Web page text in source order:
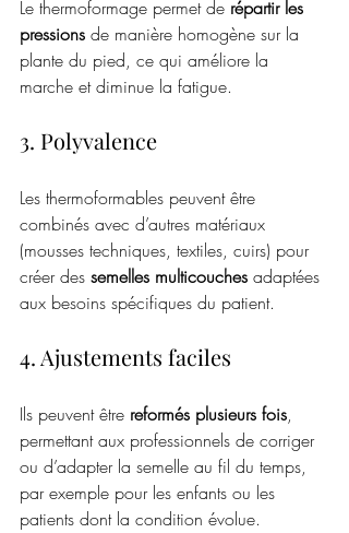
Le thermoformage permet de répartir les
pressions de manière homogène sur la
plante du pied, ce qui améliore la
marche et diminue la fatigue.
3. Polyvalence
Les thermoformables peuvent être
combinés avec d’autres matériaux
(mousses techniques, textiles, cuirs) pour
créer des semelles multicouches adaptées
aux besoins spécifiques du patient.
4. Ajustements faciles
Ils peuvent être reformés plusieurs fois,
permettant aux professionnels de corriger
ou d’adapter la semelle au fil du temps,
par exemple pour les enfants ou les
patients dont la condition évolue.